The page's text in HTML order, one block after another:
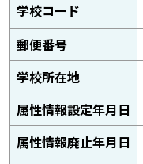
学校コード
郵便番号
学校所在地
属性情報設定年月日
属性情報廃止年月日